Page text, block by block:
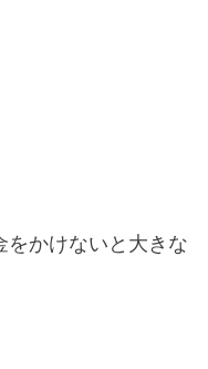
をかけないと大きな